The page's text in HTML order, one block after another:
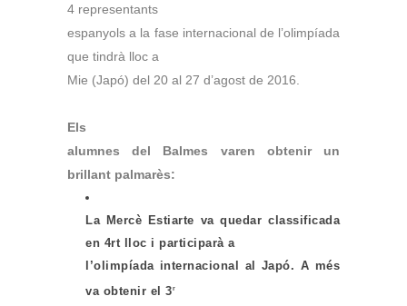
4 representants
espanyols a la fase internacional de l’olimpíada
que tindrà lloc a
Mie (Japó) del 20 al 27 d’agost de 2016.
Els
alumnes del Balmes varen obtenir un
brillant palmarès:
La Mercè Estiarte va quedar classificada
en 4rt lloc i participarà a
l’olimpíada internacional al Japó. A més
va obtenir el 3r